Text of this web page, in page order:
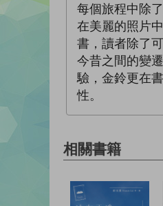
每個旅程中除
在美麗的照片
書，讀者除了
今昔之間的變
驗，金鈴更在
性。
相關書籍